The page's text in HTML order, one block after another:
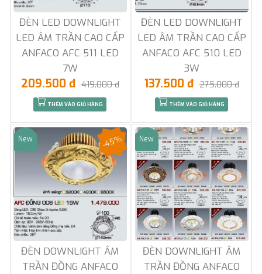
ĐÈN LED DOWNLIGHT
LED ÂM TRẦN CAO CẤP
ANFACO AFC 511 LED
7W
209.500 đ 419.000 đ
THÊM VÀO GIỎ HÀNG
ĐÈN LED DOWNLIGHT
LED ÂM TRẦN CAO CẤP
ANFACO AFC 510 LED
3W
137.500 đ 275.000 đ
THÊM VÀO GIỎ HÀNG
Sale
New
ĐÈN DOWNLIGHT ÂM
TRẦN ĐỒNG ANFACO
-45% Sale
New
ĐÈN DOWNLIGHT ÂM
TRẦN ĐỒNG ANFACO